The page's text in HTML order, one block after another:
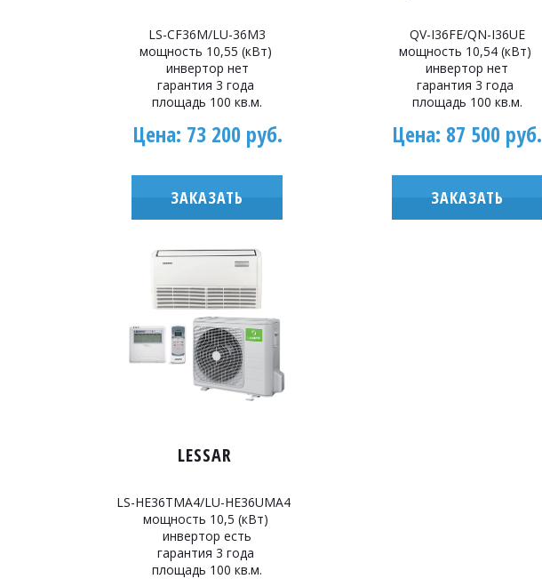
LS-CF36M/LU-36M3
мощность 10,55 (кВт)
инвертор нет
гарантия 3 года
площадь 100 кв.м.
Цена: 73 200 руб.
ЗАКАЗАТЬ
QV-I36FE/QN-I36UE
мощность 10,54 (кВт)
инвертор нет
гарантия 3 года
площадь 100 кв.м.
Цена: 87 500 руб.
ЗАКАЗАТЬ
LESSAR
LS-HE36TMA4/LU-HE36UMA4
мощность 10,5 (кВт)
инвертор есть
гарантия 3 года
площадь 100 кв.м.